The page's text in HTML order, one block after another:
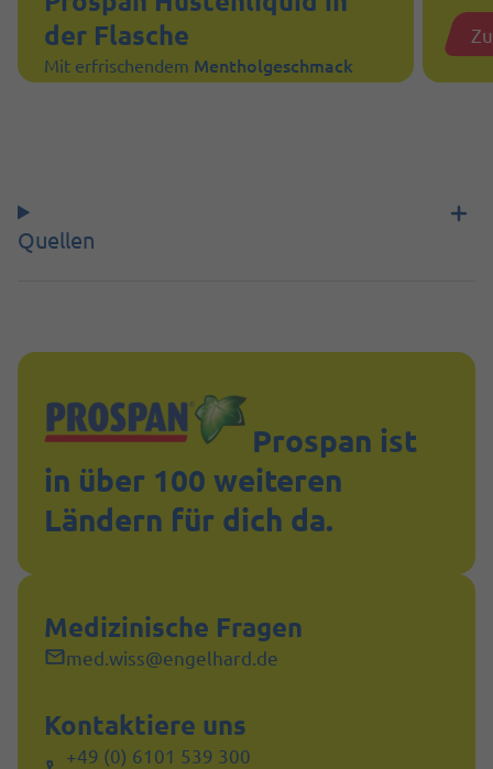
der Flasche
Mit erfrischendem Mentholgeschmack
Quellen
Prospan ist
in über 100 weiteren
Ländern für dich da.
Medizinische Fragen
med.wiss@engelhard.de
Kontaktiere uns
+49 (0) 6101 539 300